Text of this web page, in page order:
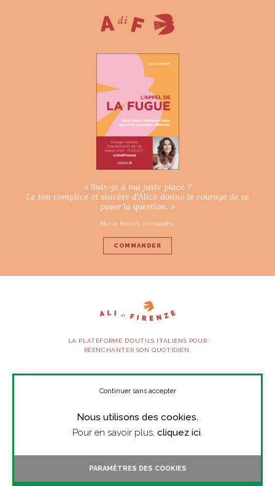
« Suis-je à ma juste place ?
Le ton complice et sincère d’Alice donne le courage de se
poser la question. »
Marie Robert, philosophe
COMMANDER
LA PLATEFORME D’OUTILS ITALIENS POUR
RÉENCHANTER SON QUOTIDIEN.
SUIVEZ-NOUS
Nous utilisons des cookies.
Pour en savoir plus, cliquez ici.
Continuer sans accepter
PARAMÈTRES DES COOKIES